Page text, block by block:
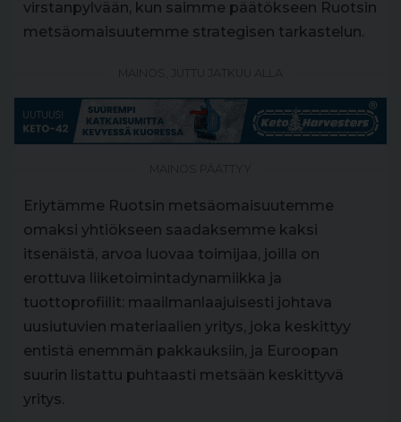
virstanpylvään, kun saimme päätökseen Ruotsin
metsäomaisuutemme strategisen tarkastelun.
Eriytämme Ruotsin metsäomaisuutemme
omaksi yhtiökseen saadaksemme kaksi
itsenäistä, arvoa luovaa toimijaa, joilla on
erottuva liiketoimintadynamiikka ja
tuottoprofiilit: maailmanlaajuisesti johtava
uusiutuvien materiaalien yritys, joka keskittyy
entistä enemmän pakkauksiin, ja Euroopan
suurin listattu puhtaasti metsään keskittyvä
yritys.